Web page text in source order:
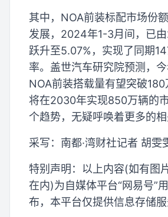
其中，NOA前装标配市场份
发展，2024年1-3月间，已
跃升至5.07%，实现了同期
率。盖世汽车研究院预测，
NOA前装搭载量有望突破
将在2030年实现850万辆的
个趋势，无疑呼唤着更多的相
采写：南都·湾财社记者 胡雯
特别声明：以上内容(如有图
在内)为自媒体平台“网易号”
布，本平台仅提供信息存储服